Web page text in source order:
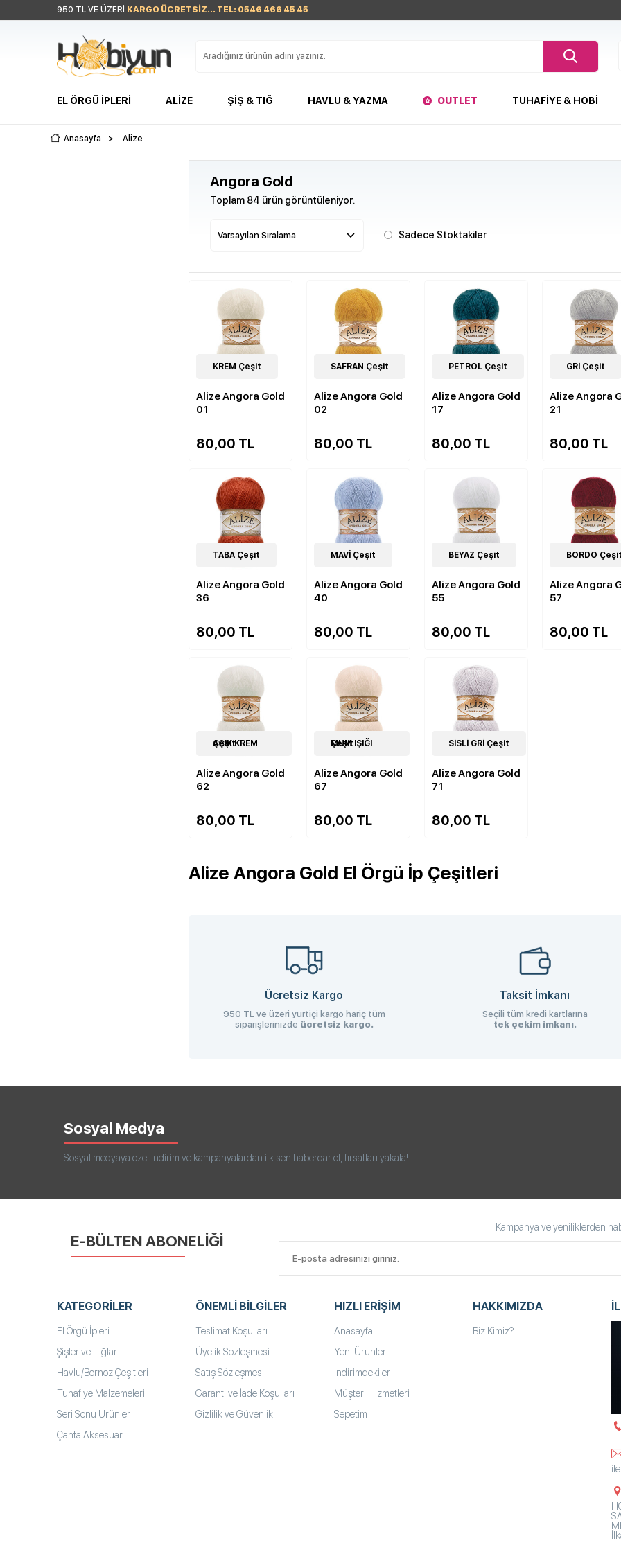
950 TL VE ÜZERİ KARGO ÜCRETSİZ... TEL: 0546 466 45 45
EL ÖRGÜ İPLERI ALIZE ŞIŞ & TIĞ HAVLU & YAZMA OUTLET TUHAFIYE & HOBI
Anasayfa > Alize
Angora Gold
Toplam 84 ürün görüntüleniyor.
Sadece Stoktakiler
84Çeşit
KREM Çeşit
Alize Angora Gold
01
80,00 TL
84Çeşit
SAFRAN Çeşit
Alize Angora Gold
02
80,00 TL
84Çeşit
PETROL Çeşit
Alize Angora Gold
17
80,00 TL
84Çeşit
GRİ Çeşit
Alize Angora
21
80,00 TL
84Çeşit
TABA Çeşit
Alize Angora Gold
36
80,00 TL
84Çeşit
MAVİ Çeşit
Alize Angora Gold
40
80,00 TL
84Çeşit
BEYAZ Çeşit
Alize Angora Gold
55
80,00 TL
84Çeşit
BORDO Çeşit
Alize Angora
57
80,00 TL
84Çeşit
AÇIK KREM Çeşit
Alize Angora Gold
62
80,00 TL
84Çeşit
MUM IŞIĞI Çeşit
Alize Angora Gold
67
80,00 TL
84Çeşit
SİSLİ GRİ Çeşit
Alize Angora Gold
71
80,00 TL
Alize Angora Gold El Örgü İp Çeşitleri
Ücretsiz Kargo
950 TL ve üzeri yurtiçi kargo hariç tüm
siparişlerinizde ücretsiz kargo.
Taksit İmkanı
Seçili tüm kredi kartlarına
tek çekim imkanı.
Sosyal Medya
Sosyal medyaya özel indirim ve kampanyalardan ilk sen haberdar ol, fırsatları yakala!
E-BÜLTEN ABONELİĞİ
Kampanya ve yeniliklerden
KATEGORILER
El Örgü İpleri
Şişler ve Tığlar
Havlu/Bornoz Çeşitleri
Tuhafiye Malzemeleri
Seri Sonu Ürünler
Çanta Aksesuar
ÖNEMLI BILGILER
Teslimat Koşulları
Üyelik Sözleşmesi
Satış Sözleşmesi
Garanti ve İade Koşulları
Gizlilik ve Güvenlik
HIZLI ERIŞIM
Anasayfa
Yeni Ürünler
İndirimdekiler
Müşteri Hizmetleri
Sepetim
HAKKIMIZDA
Biz Kimiz?